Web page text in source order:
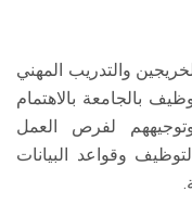
والتدريب المهني
بالجامعة بالاهتمام
لفرص العمل
وقواعد البيانات